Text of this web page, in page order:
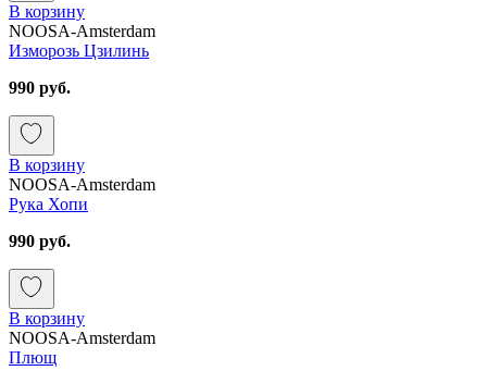
В корзину
NOOSA-Amsterdam
Изморозь Цзилинь
990 руб.
В корзину
NOOSA-Amsterdam
Рука Хопи
990 руб.
В корзину
NOOSA-Amsterdam
Плющ